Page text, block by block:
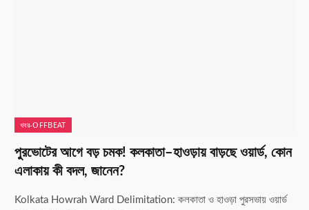
খবর-OFFBEAT
পুরভোটের আগে বড় চমক! কলকাতা–হাওড়ায় বাড়ছে ওয়ার্ড, কোন
এলাকায় কী বদল, জানেন?
Kolkata Howrah Ward Delimitation: কলকাতা ও হাওড়া পুরসভায় ওয়ার্ড